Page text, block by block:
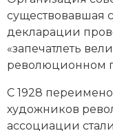
Генеалогия,
Государство и
Европа
Империи
Историческая
существовавшая
декларации
«запечатлеть
революционном
С 1928
художников
ассоциации